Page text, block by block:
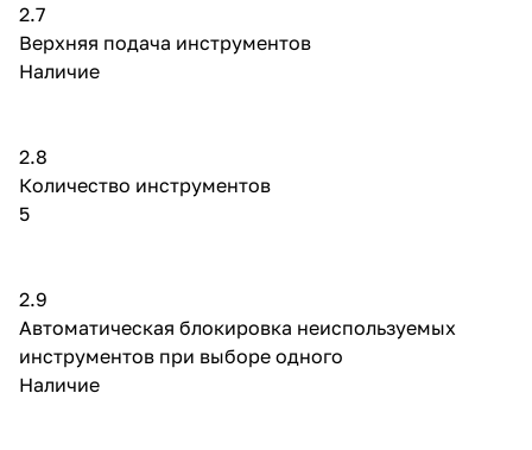
2.7
Верхняя подача инструментов
Наличие
2.8
Количество инструментов
5
2.9
Автоматическая блокировка неиспользуемых
инструментов при выборе одного
Наличие